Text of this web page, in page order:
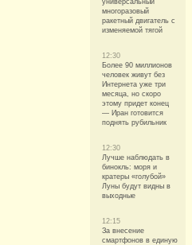
универсальный
многоразовый
ракетный двигатель с
изменяемой тягой
12:30
Более 90 миллионов
человек живут без
Интернета уже три
месяца, но скоро
этому придет конец
— Иран готовится
поднять рубильник
12:30
Лучше наблюдать в
бинокль: моря и
кратеры «голубой»
Луны будут видны в
выходные
12:15
За внесение
смартфонов в единую